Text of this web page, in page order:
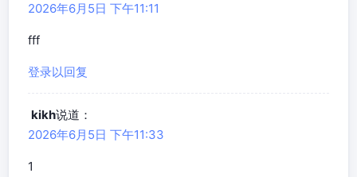
2026年6月5日 下午11:11
fff
登录以回复
kikh说道：
2026年6月5日 下午11:33
1